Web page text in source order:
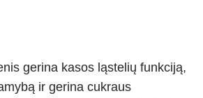
gerina kasos ląstelių funkciją,
ir gerina cukraus